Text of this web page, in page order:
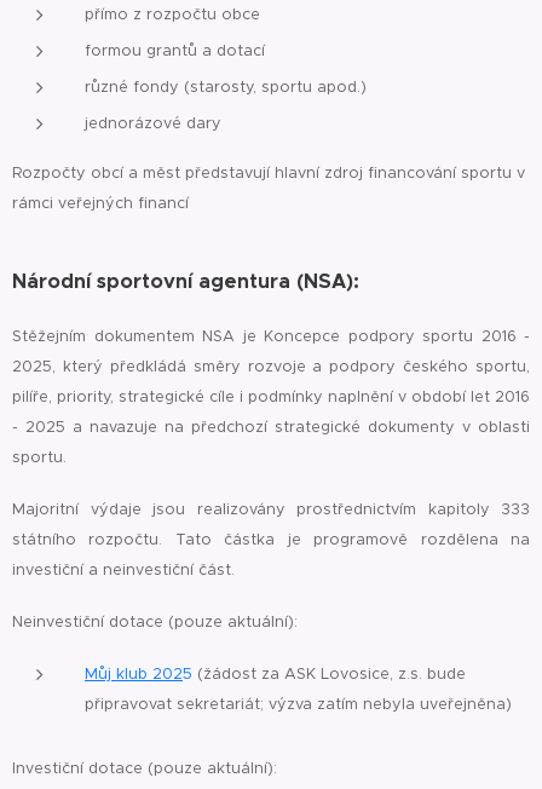
přímo z rozpočtu obce
formou grantů a dotací
různé fondy (starosty, sportu apod.)
jednorázové dary
Rozpočty obcí a měst představují hlavní zdroj financování sportu v
rámci veřejných financí
Národní sportovní agentura (NSA):
Stěžejním dokumentem NSA je Koncepce podpory sportu 2016 -
2025, který předkládá směry rozvoje a podpory českého sportu,
pilíře, priority, strategické cíle i podmínky naplnění v období let 2016
- 2025 a navazuje na předchozí strategické dokumenty v oblasti
sportu.
Majoritní výdaje jsou realizovány prostřednictvím kapitoly 333
státního rozpočtu. Tato částka je programově rozdělena na
investiční a neinvestiční část.
Neinvestiční dotace (pouze aktuální):
Můj klub 2025 (žádost za ASK Lovosice, z.s. bude
připravovat sekretariát; výzva zatím nebyla uveřejněna)
Investiční dotace (pouze aktuální):